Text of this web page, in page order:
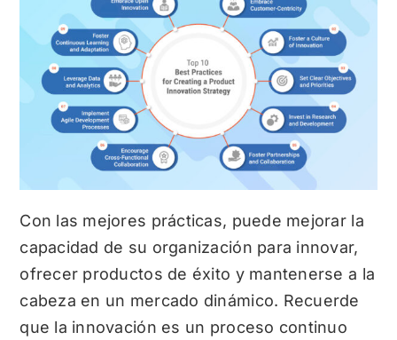
Con las mejores prácticas, puede mejorar la
capacidad de su organización para innovar,
ofrecer productos de éxito y mantenerse a la
cabeza en un mercado dinámico. Recuerde
que la innovación es un proceso continuo